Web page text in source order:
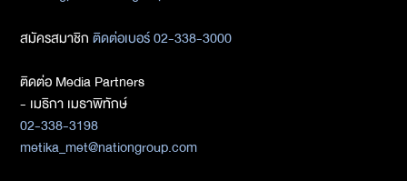
สมัครสมาชิกติดต่อเบอร์ 02-338-3000
ติดต่อ Media Partners
- เมธิกา เมธาพิทักษ์
02-338-3198
metika_met@nationgroup.com